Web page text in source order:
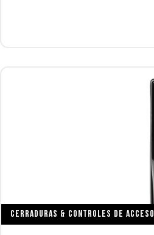
CERRADURAS & CONTROLES DE ACCESO